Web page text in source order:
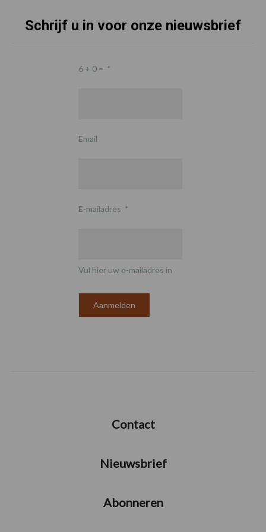
Schrijf u in voor onze nieuwsbrief
6 + 0 = *
Email
E-mailadres *
Vul hier uw e-mailadres in
Contact
Nieuwsbrief
Abonneren